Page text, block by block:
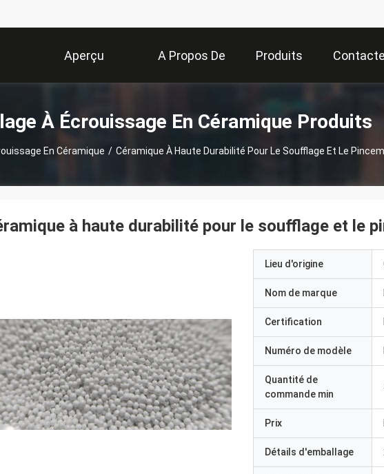
Aperçu A Propos De
Nous
Produits
À Écrouissage En Céramique Produits
En Céramique / Céramique À Haute Durabilité Pour Le Soufflage Et Le
à haute durabilité pour le soufflage et le
Lieu d'origine
Nom de marque
Certification
Numéro de modèle
Quantité de
commande min
Prix
Détails d'emballage